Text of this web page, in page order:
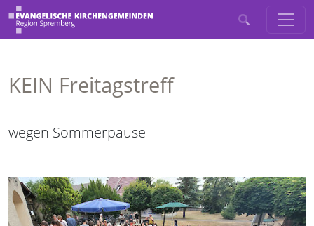
KEIN Freitagstreff
wegen Sommerpause